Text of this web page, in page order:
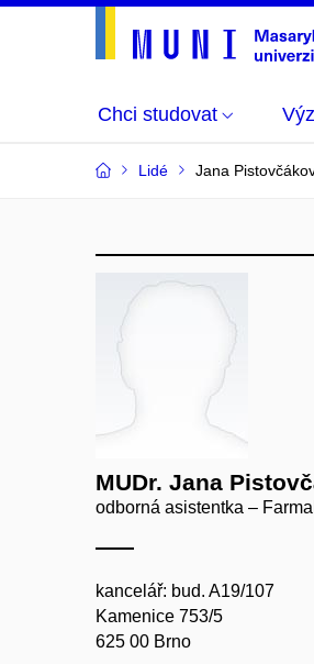
Chci studovat
Lidé Jana
MUDr. Jana
odborná asistentka –
kancelář: bud. A19/107
Kamenice 753/5
625 00 Brno